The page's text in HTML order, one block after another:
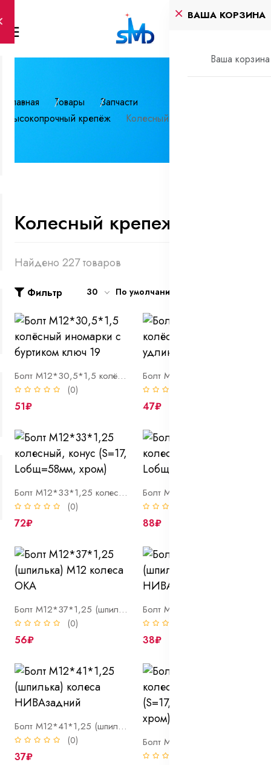
ВАША КОРЗИНА
Ваша корзина
Главная Товары
Запчасти
Высокопрочный крепёж
Колесный крепеж
Колесный крепеж
Найдено 227 товаров
Фильтр 30 По умолчанию
Болт М12*30,5*1,5 колёсный иномарки с буртиком ключ 19
(0)
51₽ 47₽
Болт М12*33*1,25 колесный, конус (S=17, Lобщ=58мм, хром)
(0)
72₽ 88₽
Болт М12*37*1,25 (шпилька) М12 колеса ОКА
(0)
56₽ 38₽
Болт М12*41*1,25 (шпилька) колеса НИВАзадний
(0)
37₽